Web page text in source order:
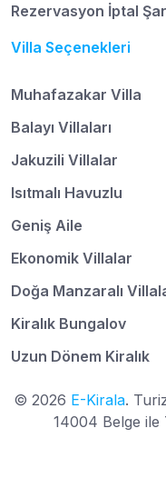
Rezervasyon İptal
Villa Seçenekleri
Muhafazakar Villa
Balayı Villaları
Jakuzili Villalar
Isıtmalı Havuzlu
Geniş Aile
Ekonomik Villalar
Doğa Manzaralı
Kiralık Bungalov
Uzun Dönem Kiralık
© 2026 E-Kirala.
14004 Belge ile